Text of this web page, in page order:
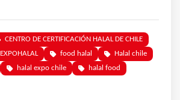
CENTRO DE CERTIFICACIÓN HALAL DE CHILE
EXPOHALAL food halal
Halal chile
halal expo chile
halal food